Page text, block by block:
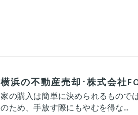
横浜の不動産売却･株式会社
家の購入は簡単に決められるもので
のため、手放す際にもやむを得な…